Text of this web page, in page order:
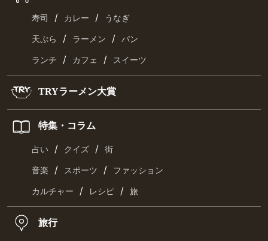
寿司 / カレー / うなぎ
天ぷら / ラーメン / パン
ランチ / カフェ / スイーツ
TRYラーメン大賞
特集・コラム
占い / クイズ / 街
音楽 / スポーツ / ファッション
カルチャー / レシピ / 旅
旅行